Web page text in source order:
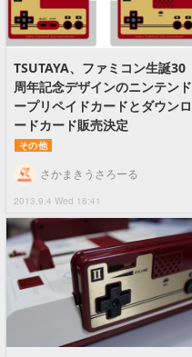
TSUTAYA、ファミコン生誕30
周年記念デザインのニンテンド
ープリペイドカードとダウンロ
ードカード販売決定
その他
2013.9.4 Wed 16:41
さかまきうさろーる